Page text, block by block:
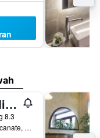
Av Hotel Milano
8.3
Via Antonio da Recanate, 2, Milan, Milano, Itali